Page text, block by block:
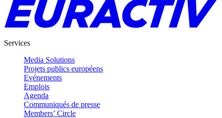
Services
Media Solutions
Projets publics européens
Evénements
Emplois
Agenda
Communiqués de presse
Members’ Circle